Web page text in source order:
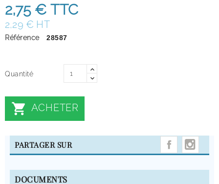
2,75 € TTC
2,29 € HT
Référence 28587
Quantité
 ACHETER
PARTAGER SUR
DOCUMENTS